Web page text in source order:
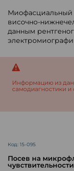
височно-
данным
Информацию из
самодиагностики и
Код: 15-095
Посев на